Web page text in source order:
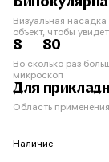
Визуальная
объект, чтобы
8 — 80
Во сколько раз
микроскоп
Для
Область
Наличие